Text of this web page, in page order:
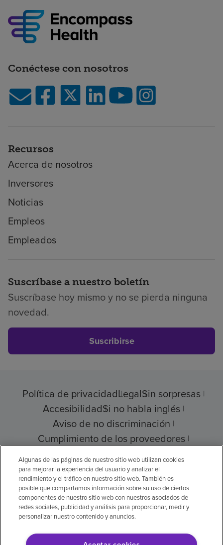
Conéctese con nosotros
Recursos
Acerca de nosotros
Inversores
Noticias
Empleos
Empleados
Suscríbase a nuestro boletín
Suscríbase hoy mismo y no se pierda ninguna
novedad.
Suscribirse
Política de privacidadLegalSin sorpresas
AccesibilidadSi no habla inglés
Aviso de no discriminación
Cumplimiento de los proveedores
Transparencia de precios
© 2026 Encompass Health Corporation
Preferencias de cookies
Algunas de las páginas de nuestro sitio web utilizan cookies
para mejorar la experiencia del usuario y analizar el
rendimiento y el tráfico en nuestro sitio web. También es
posible que compartamos información sobre su uso de ciertos
componentes de nuestro sitio web con nuestros asociados de
redes sociales, publicidad y análisis para proporcionar, medir y
personalizar nuestro contenido y anuncios.